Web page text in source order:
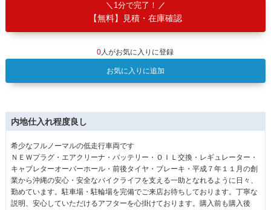
1分で完了！
【無料】見積・在庫確認
0人がお気に入りに登録
お気に入りに追加
内地仕入れ程度良し
希少なフルノーマルの低走行車両です
ＮＥＷプラグ・エアクリーナ・バッテリー・ＯＩＬ交換・レギュレーター・
キャブレターオーバーホール・前後タイヤ・ブレーキ・平成７年１１月の創
業から沖縄の安心・安全なバイクライフを支える一助となれるように日々、
勤めています。駐車場・駐輪場を完備でご来店お待ちしております。丁寧な
説明、安心していただけるアフターを心掛けております。購入前も購入後